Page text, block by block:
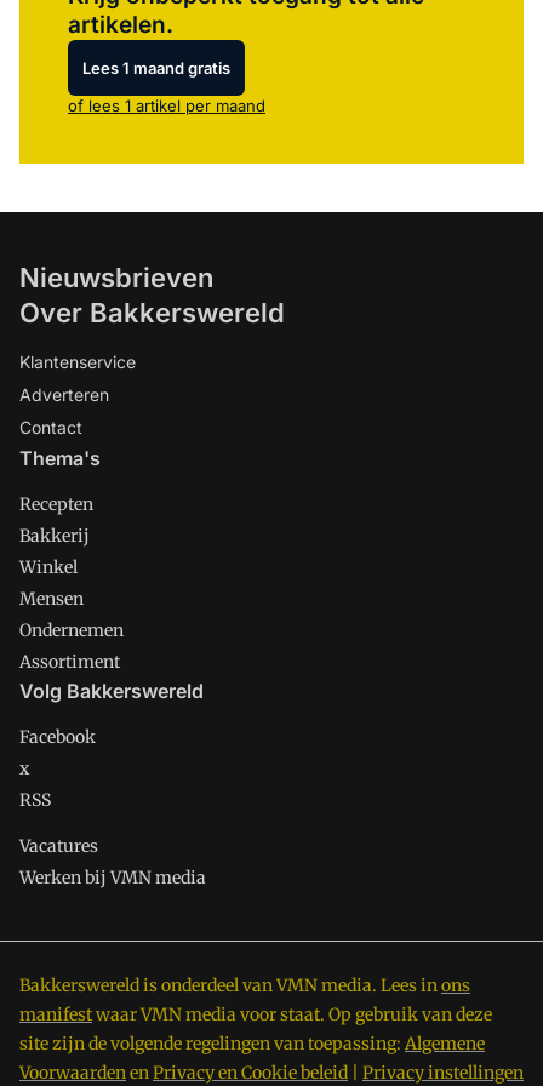
artikelen.
Lees 1 maand gratis
of lees 1 artikel per maand
Nieuwsbrieven
Over Bakkerswereld
Klantenservice
Adverteren
Contact
Thema's
Recepten
Bakkerij
Winkel
Mensen
Ondernemen
Assortiment
Volg Bakkerswereld
Facebook
x
RSS
Vacatures
Werken bij VMN media
Bakkerswereld is onderdeel van VMN media. Lees inons
manifestwaar VMN media voor staat. Op gebruik van deze
site zijn de volgende regelingen van toepassing: Algemene
VoorwaardenenPrivacy en Cookie beleid Privacy instellingen